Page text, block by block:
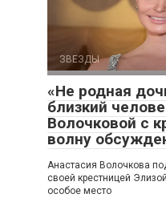
ЗВЕЗДЫ
«Не родная
близкий
Волочковой с
волну
Анастасия Волочкова
своей крестницей
особое место